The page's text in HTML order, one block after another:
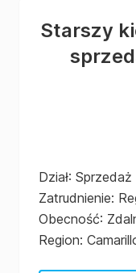
Starszy
Dział: Sprzedaż
Zatrudnienie:
Obecność:
Region: